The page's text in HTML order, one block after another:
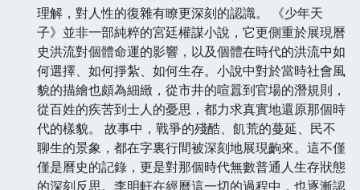
理解，對人性的復雜有瞭更深刻的認識。 《少年天
子》並非一部純粹的宮廷權謀小說，它更側重於展現曆
史洪流對個體命運的影響，以及個體在時代的洪流中如
何選擇、如何掙紮、如何生存。小說中對於當時社會風
貌的描繪也頗為細緻，從市井的喧囂到官場的潛規則，
從百姓的疾苦到士人的憂思，都力求真實地還原那個時
代的樣貌。 故事中，戰爭的殘酷、飢荒的蔓延、民不
聊生的景象，都在字裏行間被深刻地展現齣來。這不僅
僅是曆史的記錄，更是對那個時代無數普通人生存狀態
的深刻反思。李明軒在經曆這一切的過程中，也逐漸認